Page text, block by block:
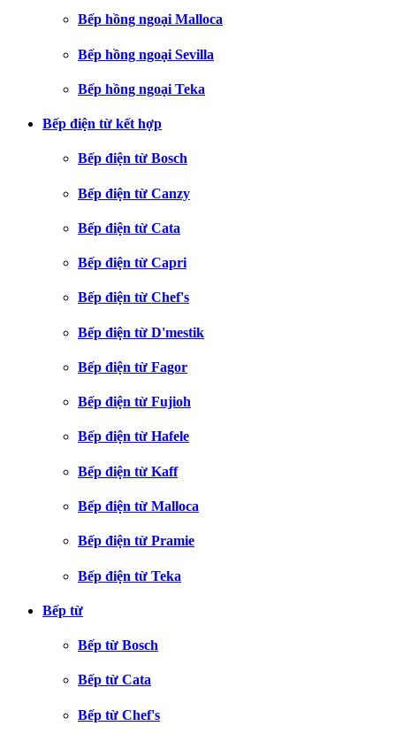
Bếp hồng ngoại Malloca
Bếp hồng ngoại Sevilla
Bếp hồng ngoại Teka
Bếp điện từ kết hợp
Bếp điện từ Bosch
Bếp điện từ Canzy
Bếp điện từ Cata
Bếp điện từ Capri
Bếp điện từ Chef's
Bếp điện từ D'mestik
Bếp điện từ Fagor
Bếp điện từ Fujioh
Bếp điện từ Hafele
Bếp điện từ Kaff
Bếp điện từ Malloca
Bếp điện từ Pramie
Bếp điện từ Teka
Bếp từ
Bếp từ Bosch
Bếp từ Cata
Bếp từ Chef's